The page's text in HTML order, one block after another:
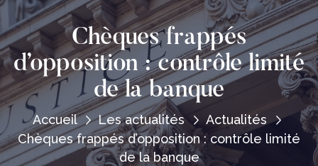
Chèques frappés
d’opposition : contrôle limité
de la banque
Accueil Les actualités
Actualités
Chèques frappés d’opposition : contrôle limité
de la banque